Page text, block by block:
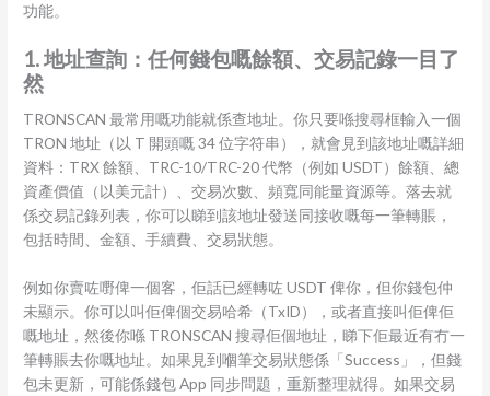
功能。
1. 地址查詢：任何錢包嘅餘額、交易記錄一目了
然
TRONSCAN 最常用嘅功能就係查地址。你只要喺搜尋框輸入一個
TRON 地址（以 T 開頭嘅 34 位字符串），就會見到該地址嘅詳細
資料：TRX 餘額、TRC-10/TRC-20 代幣（例如 USDT）餘額、總
資產價值（以美元計）、交易次數、頻寬同能量資源等。落去就
係交易記錄列表，你可以睇到該地址發送同接收嘅每一筆轉賬，
包括時間、金額、手續費、交易狀態。
例如你賣咗嘢俾一個客，佢話已經轉咗 USDT 俾你，但你錢包仲
未顯示。你可以叫佢俾個交易哈希（TxID），或者直接叫佢俾佢
嘅地址，然後你喺 TRONSCAN 搜尋佢個地址，睇下佢最近有冇一
筆轉賬去你嘅地址。如果見到嗰筆交易狀態係「Success」，但錢
包未更新，可能係錢包 App 同步問題，重新整理就得。如果交易